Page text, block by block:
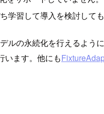
学習して導入を検討して
ルの永続化を行えるよう
います。他にも